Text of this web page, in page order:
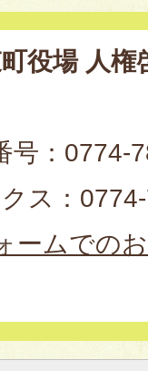
役場 人権
号：0774-
ス：
ームでの